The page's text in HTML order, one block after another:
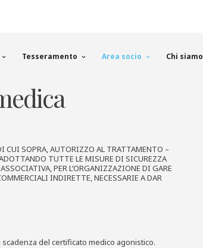
Tesseramento Area socio Chi siamo
CUI SOPRA, AUTORIZZO AL TRATTAMENTO –
TUTTE LE MISURE DI SICUREZZA
PER L’ORGANIZZAZIONE DI GARE
INDIRETTE, NECESSARIE A DAR
del certificato medico agonistico.